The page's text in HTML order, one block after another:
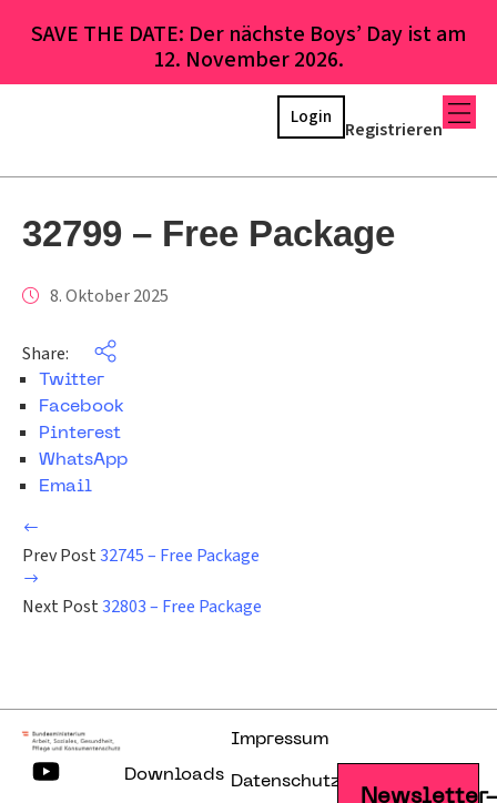
SAVE THE DATE: Der nächste Boys’ Day ist am
12. November 2026.
Registrieren
Login
32799 – Free Package
8. Oktober 2025
Share:
Twitter
Facebook
Pinterest
WhatsApp
Email
Prev Post32745 – Free Package
Next Post32803 – Free Package
Downloads
Impressum
Datenschutzerklärung